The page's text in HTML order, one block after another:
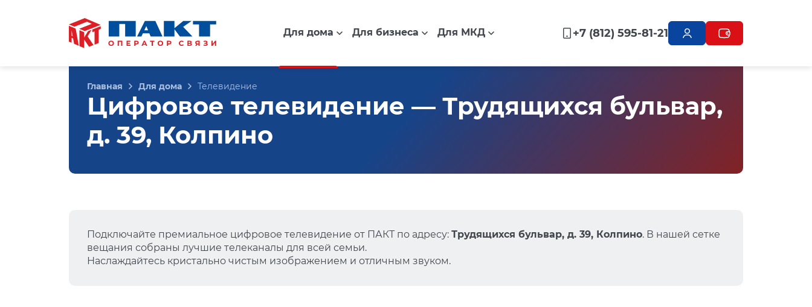
Для дома Для бизнеса Для МКД +7 (812) 595-81-21
Главная Для дома Телевидение
Цифровое телевидение — Трудящихся бульвар,
д. 39, Колпино
Подключайте премиальное цифровое телевидение от ПАКТ по адресу: Трудящихся бульвар, д. 39, Колпино. В нашей сетке
вещания собраны лучшие телеканалы для всей семьи.
Наслаждайтесь кристально чистым изображением и отличным звуком.